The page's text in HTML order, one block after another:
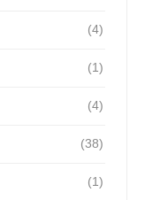
(4)
(1)
(4)
(38)
(1)